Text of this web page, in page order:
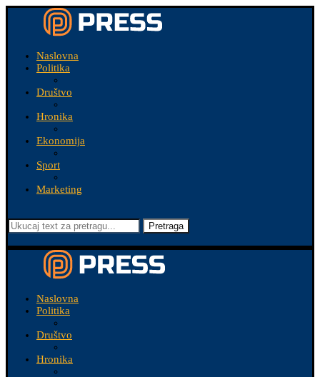
Naslovna
Politika
Društvo
Hronika
Ekonomija
Sport
Marketing
Pretraga
Naslovna
Politika
Društvo
Hronika